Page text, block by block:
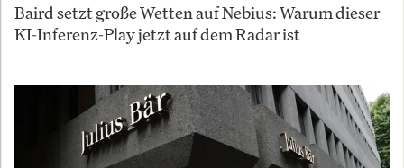
Baird setzt große Wetten auf Nebius: Warum dieser
KI-Inferenz-Play jetzt auf dem Radar ist